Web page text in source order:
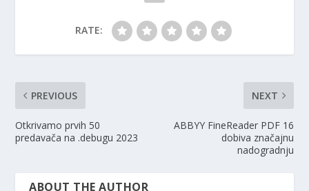
RATE:
PREVIOUS
Otkrivamo prvih 50
predavača na .debugu 2023
NEXT
ABBYY FineReader PDF 16
dobiva značajnu
nadogradnju
ABOUT THE AUTHOR